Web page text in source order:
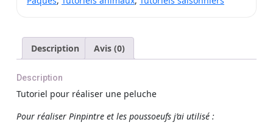
et
Description Avis (0)
Description
Tutoriel pour réaliser une peluche
Pour réaliser Pinpintre et les poussoeufs j’ai utilisé :